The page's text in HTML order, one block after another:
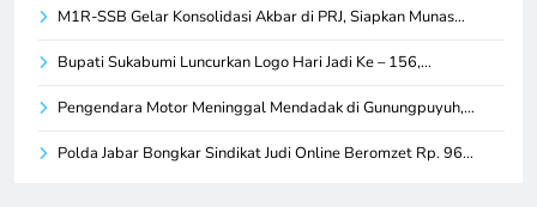
M1R-SSB Gelar Konsolidasi Akbar di PRJ, Siapkan Munas…
Bupati Sukabumi Luncurkan Logo Hari Jadi Ke – 156,…
Pengendara Motor Meninggal Mendadak di Gunungpuyuh,…
Polda Jabar Bongkar Sindikat Judi Online Beromzet Rp. 96…